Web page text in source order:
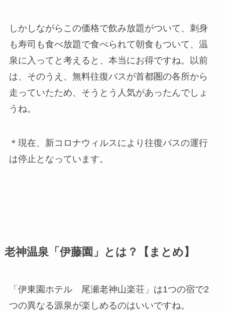
しかしながらこの価格で飲み放題がついて、刺身
も寿司も食べ放題で食べられて朝食もついて、温
泉に入ってと考えると、本当にお得ですね。以前
は、そのうえ、無料往復バスが首都圏の各所から
走っていたため、そうとう人気があったんでしょ
うね。
＊現在、新コロナウィルスにより往復バスの運行
は停止となっています。
老神温泉「伊藤園」とは？【まとめ】
「伊東園ホテル 尾瀬老神山楽荘」は1つの宿で2
つの異なる源泉が楽しめるのはいいですね。